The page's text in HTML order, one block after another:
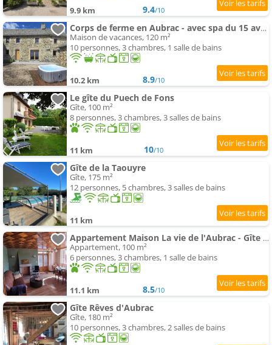
9.9 km 9.4/10
Corps de ferme en Aubrac - avec spa du 15 avr au 15 oct
Maison de vacances, 120 m²
10 personnes, 3 chambres, 1 salle de bains
10.2 km 8.9/10
Le gîte du Puech de Fons
Gîte, 100 m²
8 personnes, 3 chambres, 3 salles de bains
11 km 10/10
Gîte de la Taouyre
Gîte, 175 m²
12 personnes, 5 chambres, 3 salles de bains
11 km
Appartement Maison La vie de l'Aubrac - Gîte Lo Bel Peis
Appartement, 100 m²
6 personnes, 3 chambres, 1 salle de bains
11.1 km 8.5/10
Gîte Rêves d'Aubrac
Gîte, 180 m²
10 personnes, 3 chambres, 2 salles de bains